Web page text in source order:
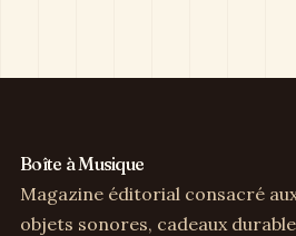
Boîte à Musique
Magazine éditorial consacré
objets sonores, cadeaux